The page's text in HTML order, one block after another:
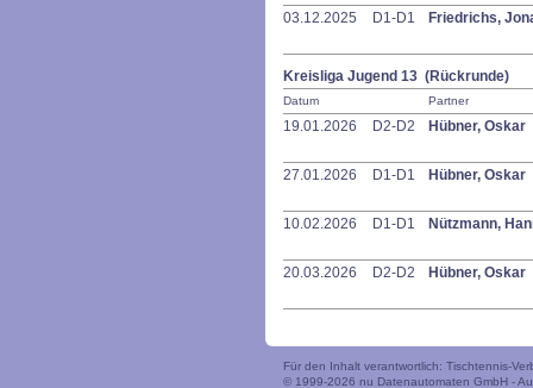
03.12.2025 D1-D1 Friedrichs,
Kreisliga Jugend 13 (Rückrunde)
Datum Partner
19.01.2026 D2-D2 Hübner, Oskar
27.01.2026 D1-D1 Hübner, Oskar
10.02.2026 D1-D1 Nützmann,
20.03.2026 D2-D2 Hübner, Oskar
Für den Inhalt verantwortlich: Tischtennis-
© 1999-2026 nu Datenautomaten GmbH -